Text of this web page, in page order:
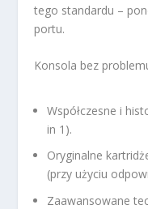
tego standardu –
portu.
Konsola bez
Współczesne i
in 1).
Oryginalne
(przy użyciu
Zaawansowane